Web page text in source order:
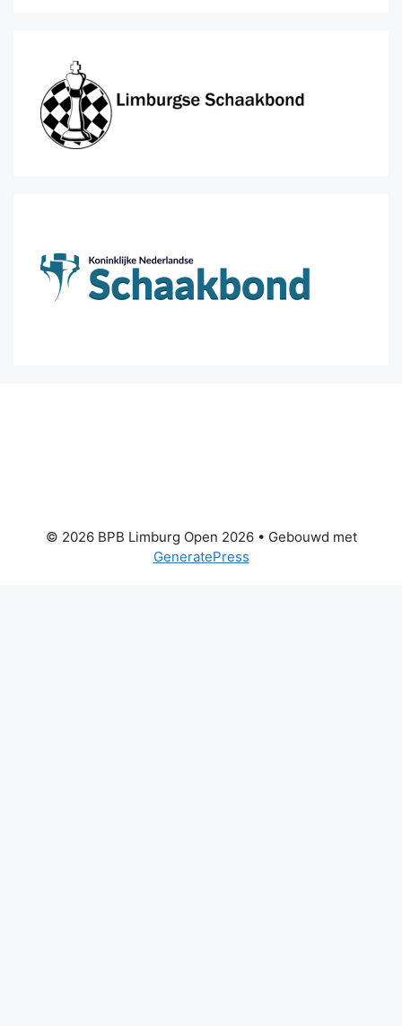
© 2026 BPB Limburg Open 2026• Gebouwd met
GeneratePress